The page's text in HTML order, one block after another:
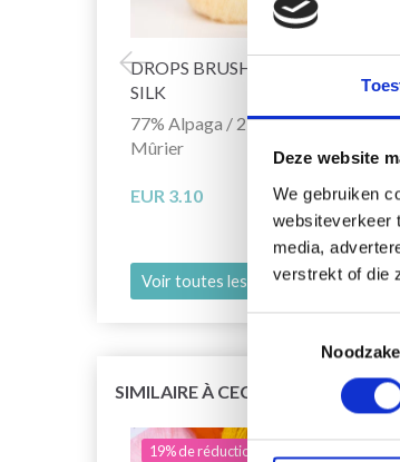
Deze website
We gebruiken
websiteverkeer
media,
verstrekt of die
DROPS BRUSHED ALPACA
SILK
77% Alpaga / 23% de Soie du
Mûrier
EUR 3.10
Voir toutes les options
SIMILAIRE À CECI
19% de réduction